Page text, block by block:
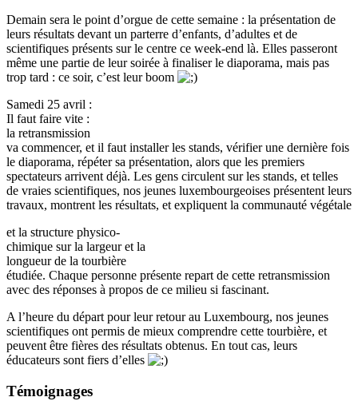
Demain sera le point d’orgue de cette semaine : la présentation de
leurs résultats devant un parterre d’enfants, d’adultes et de
scientifiques présents sur le centre ce week-end là. Elles passeront
même une partie de leur soirée à finaliser le diaporama, mais pas
trop tard : ce soir, c’est leur boom
Samedi 25 avril :
Il faut faire vite :
la retransmission
va commencer, et il faut installer les stands, vérifier une dernière fois
le diaporama, répéter sa présentation, alors que les premiers
spectateurs arrivent déjà. Les gens circulent sur les stands, et telles
de vraies scientifiques, nos jeunes luxembourgeoises présentent leurs
travaux, montrent les résultats, et expliquent la communauté végétale
et la structure physico-
chimique sur la largeur et la
longueur de la tourbière
étudiée. Chaque personne présente repart de cette retransmission
avec des réponses à propos de ce milieu si fascinant.
A l’heure du départ pour leur retour au Luxembourg, nos jeunes
scientifiques ont permis de mieux comprendre cette tourbière, et
peuvent être fières des résultats obtenus. En tout cas, leurs
éducateurs sont fiers d’elles
Témoignages